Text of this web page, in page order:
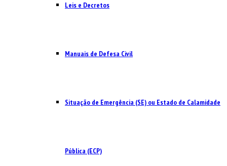
Leis e Decretos
Manuais de Defesa Civil
Situação de Emergência (SE) ou Estado de Calamidade
Pública (ECP)